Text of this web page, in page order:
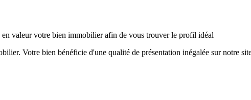
valeur votre bien immobilier afin de vous trouver le profil idéal
Votre bien bénéficie d'une qualité de présentation inégalée sur notre